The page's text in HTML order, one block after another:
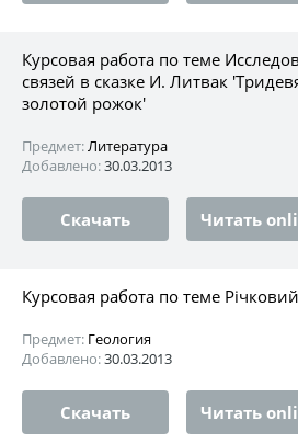
Курсовая работа по теме
связей в сказке И. Литвак
золотой рожок'
Предмет:Литература
Добавлено:30.03.2013
Скачать Читать
Курсовая работа по теме
Предмет: Геология
Добавлено:30.03.2013
Скачать Читать